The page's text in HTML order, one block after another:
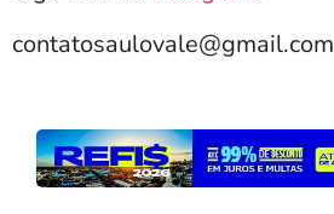
contatosaulovale@gmail.com